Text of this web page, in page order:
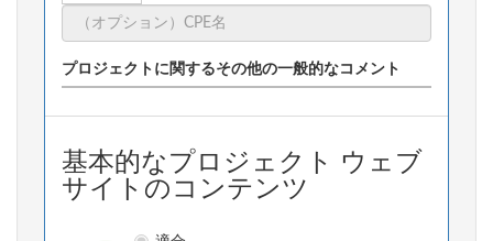
プロジェクトに関するその他の一般的なコメント
基本的なプロジェクト ウェブ
サイトのコンテンツ